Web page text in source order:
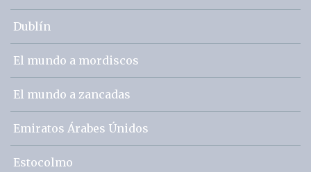
Dublín
El mundo a mordiscos
El mundo a zancadas
Emiratos Árabes Únidos
Estocolmo